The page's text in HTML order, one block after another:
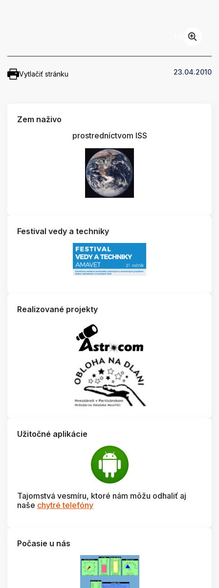
Vytlačiť stránku 23.04.2010
Zem naživo
prostredníctvom ISS
Festival vedy a techniky
Realizované projekty
Užitočné aplikácie
Tajomstvá vesmíru, ktoré nám môžu odhaliť aj
naše chytré telefóny
Počasie u nás